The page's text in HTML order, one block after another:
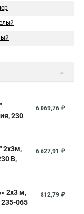
230
6 069,76 ₽
2х3м,
В,
6 627,91 ₽
2х3 м,
235-065
812,79 ₽